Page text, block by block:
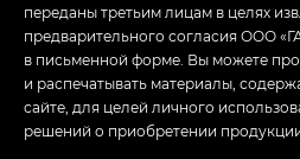
переданы третьим лицам в целях
предварительного согласия ООО
в письменной форме. Вы можете
и распечатывать материалы,
сайте, для целей личного
решений о приобретении